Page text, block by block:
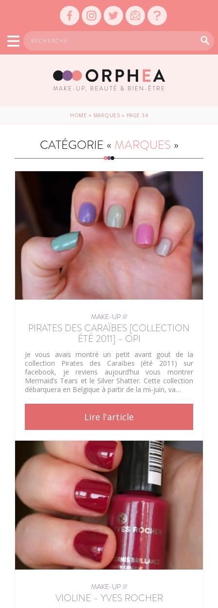
MAKE-UP, BEAUTÉ & BIEN-ÊTRE
HOME » MARQUES » PAGE 34
CATÉGORIE « MARQUES »
MAKE-UP ///
PIRATES DES CARAÏBES [COLLECTION
ÉTÉ 2011] – OPI
Je vous avais montré un petit avant gout de la
collection Pirates des Caraïbes (été 2011) sur
facebook, je reviens aujourd’hui vous montrer
Mermaid’s Tears et le Silver Shatter. Cette collection
débarquera en Belgique à partir de la mi-juin, va…
Lire l'article
MAKE-UP ///
VIOLINE – YVES ROCHER